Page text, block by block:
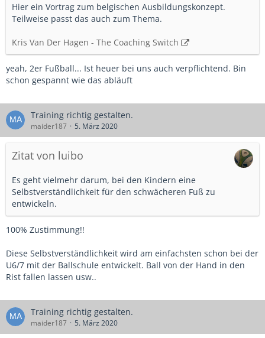
Hier ein Vortrag zum belgischen Ausbildungskonzept.
Teilweise passt das auch zum Thema.
Kris Van Der Hagen - The Coaching Switch
yeah, 2er Fußball... Ist heuer bei uns auch verpflichtend. Bin
schon gespannt wie das abläuft
Training richtig gestalten.
maider187 5. März 2020
Zitat von luibo
Es geht vielmehr darum, bei den Kindern eine
Selbstverständlichkeit für den schwächeren Fuß zu
entwickeln.
100% Zustimmung!!
Diese Selbstverständlichkeit wird am einfachsten schon bei der
U6/7 mit der Ballschule entwickelt. Ball von der Hand in den
Rist fallen lassen usw..
Training richtig gestalten.
maider187 5. März 2020